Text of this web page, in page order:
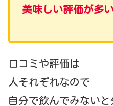
美味しい評価が多い
口コミや評価は
人それぞれなので
自分で飲んでみないと